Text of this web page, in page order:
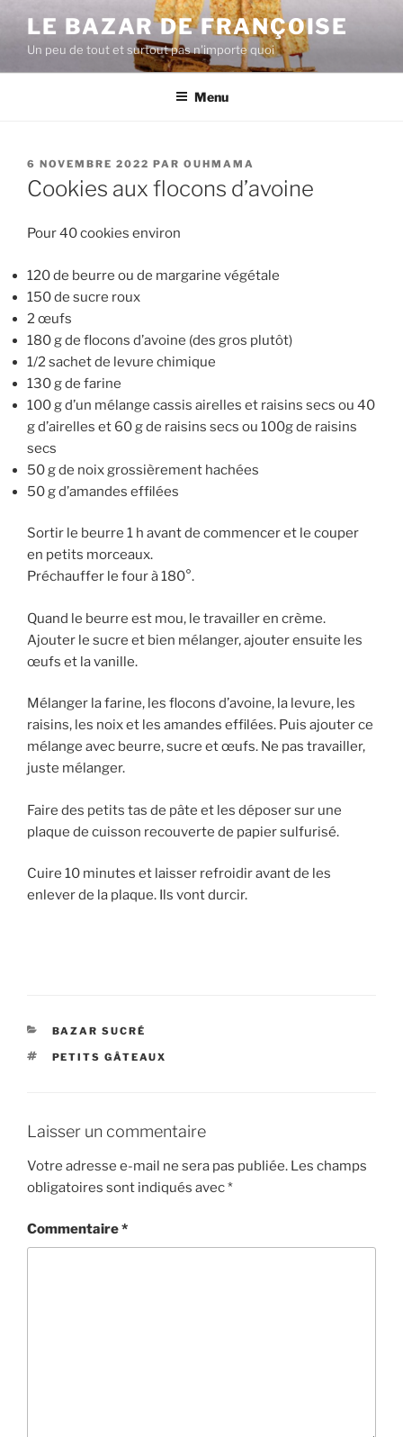
contenu
principal
LE BAZAR DE FRANÇOISE
Un peu de tout et surtout pas n'importe quoi
Menu
PUBLIÉ
LE
6 NOVEMBRE 2022 PAR OUHMAMA
Cookies aux flocons d’avoine
Pour 40 cookies environ
120 de beurre ou de margarine végétale
150 de sucre roux
2 œufs
180 g de flocons d’avoine (des gros plutôt)
1/2 sachet de levure chimique
130 g de farine
100 g d’un mélange cassis airelles et raisins secs ou 40
g d’airelles et 60 g de raisins secs ou 100g de raisins
secs
50 g de noix grossièrement hachées
50 g d’amandes effilées
Sortir le beurre 1 h avant de commencer et le couper
en petits morceaux.
Préchauffer le four à 180°.
Quand le beurre est mou, le travailler en crème.
Ajouter le sucre et bien mélanger, ajouter ensuite les
œufs et la vanille.
Mélanger la farine, les flocons d’avoine, la levure, les
raisins, les noix et les amandes effilées. Puis ajouter ce
mélange avec beurre, sucre et œufs. Ne pas travailler,
juste mélanger.
Faire des petits tas de pâte et les déposer sur une
plaque de cuisson recouverte de papier sulfurisé.
Cuire 10 minutes et laisser refroidir avant de les
enlever de la plaque. Ils vont durcir.
CATÉGORIES
BAZAR SUCRÉ
ÉTIQUETTES
PETITS GÂTEAUX
Laisser un commentaire
Votre adresse e-mail ne sera pas publiée. Les champs
obligatoires sont indiqués avec*
Commentaire*